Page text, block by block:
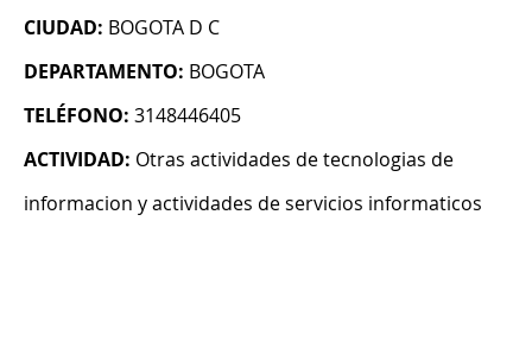
CIUDAD: BOGOTA D C
DEPARTAMENTO: BOGOTA
TELÉFONO: 3148446405
ACTIVIDAD: Otras actividades de tecnologias de
informacion y actividades de servicios informaticos